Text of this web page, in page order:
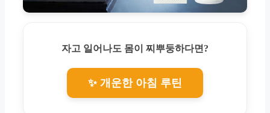
자고 일어나도 몸이 찌뿌둥하다면?
✨ 개운한 아침 루틴